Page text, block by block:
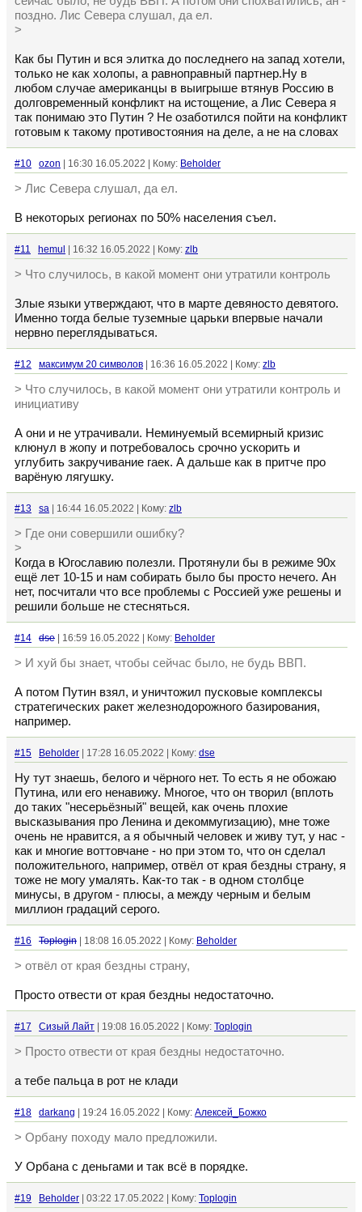
поздно. Лис Севера слушал, да ел.
>
Как бы Путин и вся элитка до последнего на запад хотели,
только не как холопы, а равноправный партнер.Ну в
любом случае американцы в выигрыше втянув Россию в
долговременный конфликт на истощение, а Лис Севера я
так понимаю это Путин ? Не озаботился пойти на конфликт
готовым к такому противостояния на деле, а не на словах
#10 ozon | 16:30 16.05.2022 | Кому: Beholder
> Лис Севера слушал, да ел.
В некоторых регионах по 50% населения съел.
#11 hemul | 16:32 16.05.2022 | Кому: zlb
> Что случилось, в какой момент они утратили контроль
Злые языки утверждают, что в марте девяносто девятого.
Именно тогда белые туземные царьки впервые начали
нервно переглядываться.
#12 максимум 20 символов | 16:36 16.05.2022 | Кому: zlb
> Что случилось, в какой момент они утратили контроль и
инициативу
А они и не утрачивали. Неминуемый всемирный кризис
клюнул в жопу и потребовалось срочно ускорить и
углубить закручивание гаек. А дальше как в притче про
варёную лягушку.
#13 sa | 16:44 16.05.2022 | Кому: zlb
> Где они совершили ошибку?
>
Когда в Югославию полезли. Протянули бы в режиме 90х
ещё лет 10-15 и нам собирать было бы просто нечего. Ан
нет, посчитали что все проблемы с Россией уже решены и
решили больше не стесняться.
#14 dse | 16:59 16.05.2022 | Кому: Beholder
> И хуй бы знает, чтобы сейчас было, не будь ВВП.
А потом Путин взял, и уничтожил пусковые комплексы
стратегических ракет железнодорожного базирования,
например.
#15 Beholder | 17:28 16.05.2022 | Кому: dse
Ну тут знаешь, белого и чёрного нет. То есть я не обожаю
Путина, или его ненавижу. Многое, что он творил (вплоть
до таких "несерьёзный" вещей, как очень плохие
высказывания про Ленина и декоммугизацию), мне тоже
очень не нравится, а я обычный человек и живу тут, у нас -
как и многие воттовчане - но при этом то, что он сделал
положительного, например, отвёл от края бездны страну, я
тоже не могу умалять. Как-то так - в одном столбце
минусы, в другом - плюсы, а между черным и белым
миллион градаций серого.
#16 Toplogin | 18:08 16.05.2022 | Кому: Beholder
> отвёл от края бездны страну,
Просто отвести от края бездны недостаточно.
#17 Сизый Лайт | 19:08 16.05.2022 | Кому: Toplogin
> Просто отвести от края бездны недостаточно.
а тебе пальца в рот не клади
#18 darkang | 19:24 16.05.2022 | Кому: Алексей_Божко
> Орбану походу мало предложили.
У Орбана с деньгами и так всё в порядке.
#19 Beholder | 03:22 17.05.2022 | Кому: Toplogin